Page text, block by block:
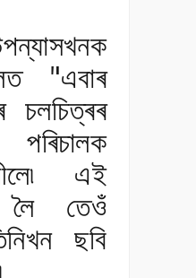
"এবাৰ
চলচিত্ৰৰ
এই
লৈ তেওঁ
ছবি